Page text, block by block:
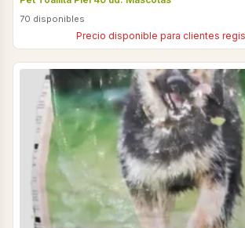
70 disponibles
Precio disponible para clientes